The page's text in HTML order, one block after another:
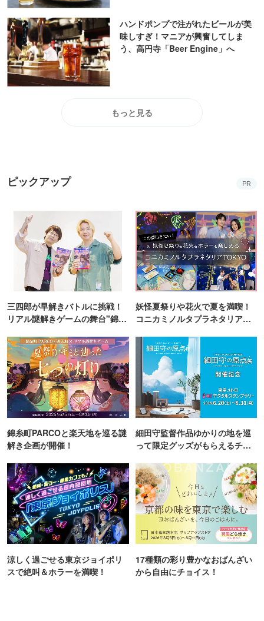
ハンドポンプで注がれたビールが美
味しすぎ！マニアが興奮してしま
う、高円寺「Beer Engine」へ
もっと見る
ピックアップ PR
三四郎が早解きバトルに挑戦！
リアル謎解きゲームの舞台"錦糸
妖怪夏祭りや花火で夏を満喫！
コニカミノルタプラネタリア
錦糸町PARCOと楽天地を巡る謎
解き企画が開催！
細田守監督作品ゆかりの地を巡
って限定グッズがもらえるチャ
涼しく過ごせる東京ジョイポリ
スで絶叫＆ホラーを満喫！
17種類の彩り豊かなおばんざい
から自由にチョイス！